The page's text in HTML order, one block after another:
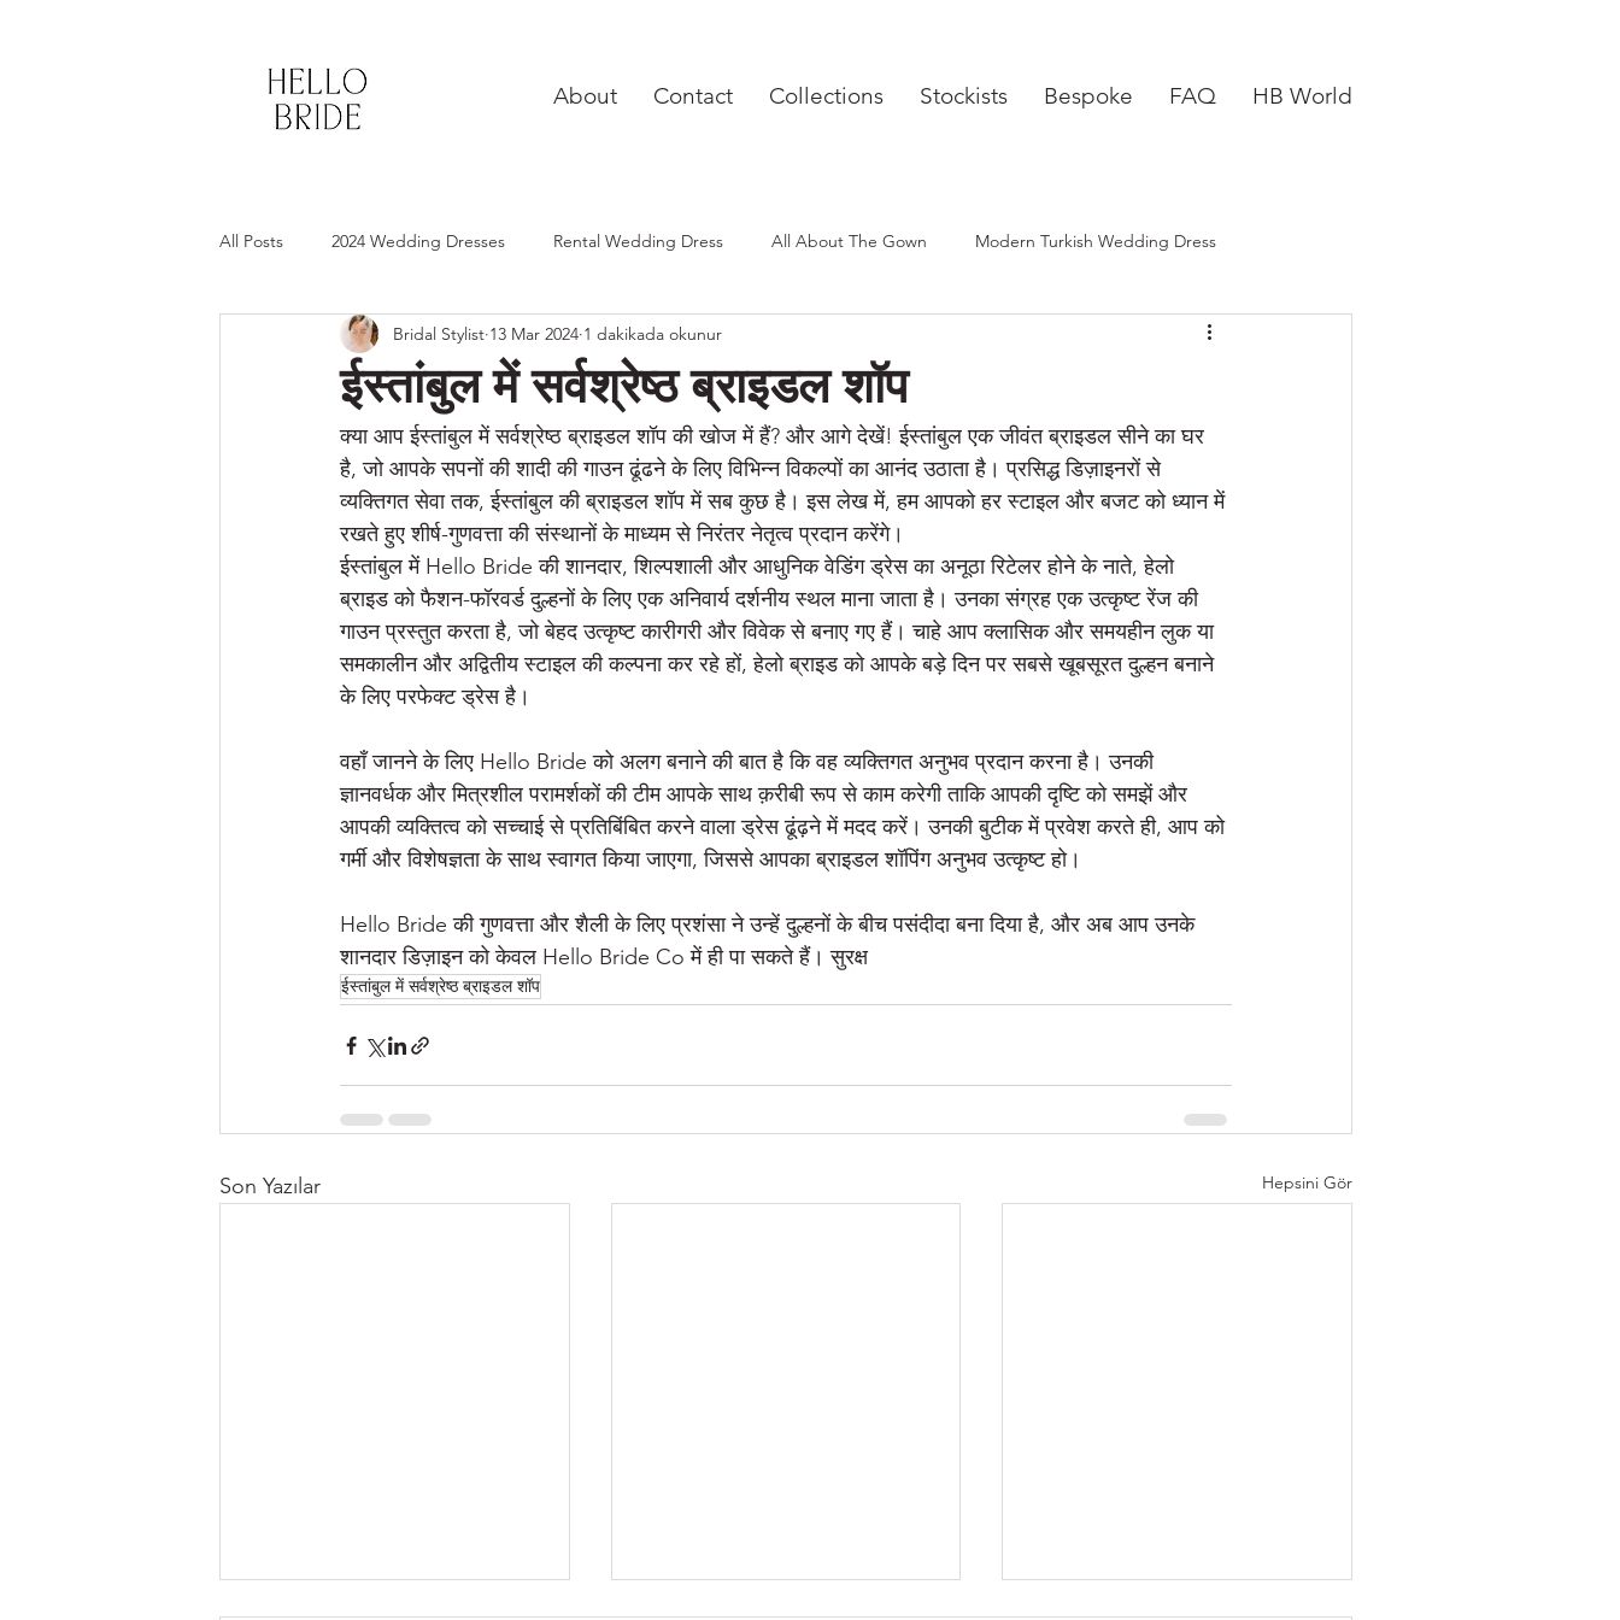
About Contact Collections Stockists Bespoke FAQ HB World
All Posts 2024 Wedding Dresses Rental Wedding Dress All About The Gown Modern Turkish Wedding Dress
Custom Wedding Gloves Long Bridal Gloves Lace Bridal Gloves Best Bridal Shop in Chicago
Best Bridal Shop in Lake Geneva Best Bridal Shop in Wisconsin Best Bridal Shop in Zurich Pink Wedding Dress
Best Bridal Shops in Illinois Best Bridal Shops in Long Island Best Bridal Shops in New York
Best Bridal Shops in Soho
ईस्तांबुल में सर्वश्रेष्ठ ब्राइडल शॉप
Bridal Stylist 13 Mar 2024 1 dakikada okunur
क्या आप ईस्तांबुल में सर्वश्रेष्ठ ब्राइडल शॉप की खोज में हैं? और आगे देखें! ईस्तांबुल एक जीवंत ब्राइडल सीने का घर
है, जो आपके सपनों की शादी की गाउन ढूंढने के लिए विभिन्न विकल्पों का आनंद उठाता है। प्रसिद्ध डिज़ाइनरों से
व्यक्तिगत सेवा तक, ईस्तांबुल की ब्राइडल शॉप में सब कुछ है। इस लेख में, हम आपको हर स्टाइल और बजट को ध्यान में
रखते हुए शीर्ष-गुणवत्ता की संस्थानों के माध्यम से निरंतर नेतृत्व प्रदान करेंगे।
ईस्तांबुल में Hello Bride की शानदार, शिल्पशाली और आधुनिक वेडिंग ड्रेस का अनूठा रिटेलर होने के नाते, हेलो
ब्राइड को फैशन-फॉरवर्ड दुल्हनों के लिए एक अनिवार्य दर्शनीय स्थल माना जाता है। उनका संग्रह एक उत्कृष्ट रेंज की
गाउन प्रस्तुत करता है, जो बेहद उत्कृष्ट कारीगरी और विवेक से बनाए गए हैं। चाहे आप क्लासिक और समयहीन लुक या
समकालीन और अद्वितीय स्टाइल की कल्पना कर रहे हों, हेलो ब्राइड को आपके बड़े दिन पर सबसे खूबसूरत दुल्हन बनाने
के लिए परफेक्ट ड्रेस है।
वहाँ जानने के लिए Hello Bride को अलग बनाने की बात है कि वह व्यक्तिगत अनुभव प्रदान करना है। उनकी
ज्ञानवर्धक और मित्रशील परामर्शकों की टीम आपके साथ क़रीबी रूप से काम करेगी ताकि आपकी दृष्टि को समझें और
आपकी व्यक्तित्व को सच्चाई से प्रतिबिंबित करने वाला ड्रेस ढूंढ़ने में मदद करें। उनकी बुटीक में प्रवेश करते ही, आप को
गर्मी और विशेषज्ञता के साथ स्वागत किया जाएगा, जिससे आपका ब्राइडल शॉपिंग अनुभव उत्कृष्ट हो।
Hello Bride की गुणवत्ता और शैली के लिए प्रशंसा ने उन्हें दुल्हनों के बीच पसंदीदा बना दिया है, और अब आप उनके
शानदार डिज़ाइन को केवल Hello Bride Co में ही पा सकते हैं। सुरक्ष
ईस्तांबुल में सर्वश्रेष्ठ ब्राइडल शॉप
Son Yazılar Hepsini Gör